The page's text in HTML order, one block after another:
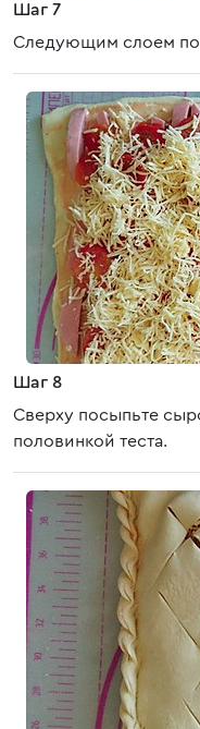
Шаг 7
Следующим слоем
Шаг 8
Сверху посыпьте
половинкой теста.